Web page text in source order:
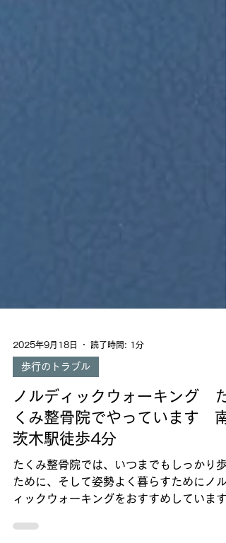
2025年9月18日 読了時間: 1分
歩行のトラブル
ノルディックウォーキング た
くみ整骨院でやっています 南
茨木駅徒歩4分
ために、そして姿勢よく暮らすためにノル